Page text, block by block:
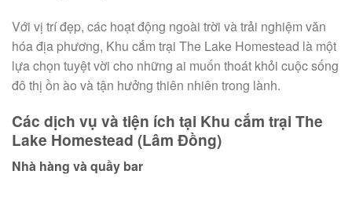
Với vị trí đẹp, các hoạt động ngoài trời và trải nghiệm văn
hóa địa phương, Khu cắm trại The Lake Homestead là một
lựa chọn tuyệt vời cho những ai muốn thoát khỏi cuộc sống
đô thị ồn ào và tận hưởng thiên nhiên trong lành.
Các dịch vụ và tiện ích tại Khu cắm trại The
Lake Homestead (Lâm Đồng)
Nhà hàng và quầy bar